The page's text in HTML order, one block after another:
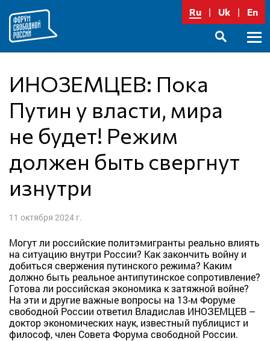
содержимому
Ru Uk En
ИНОЗЕМЦЕВ: Пока
Путин у власти, мира
не будет! Режим
должен быть свергнут
изнутри
11 октября 2024 г.
Могут ли российские политэмигранты реально влиять
на ситуацию внутри России? Как закончить войну и
добиться свержения путинского режима? Каким
должно быть реальное антипутинское сопротивление?
Готова ли российская экономика к затяжной войне?
На эти и другие важные вопросы на 13-м Форуме
свободной России ответил Владислав ИНОЗЕМЦЕВ –
доктор экономических наук, известный публицист и
философ, член Совета Форума свободной России.